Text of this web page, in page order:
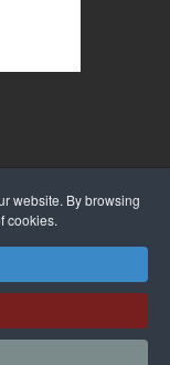
website. By browsing
cookies.